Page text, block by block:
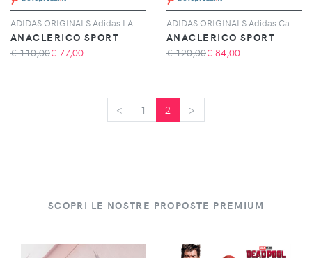
ANACLERICO SPORT
€ 110,00€ 77,00
ANACLERICO SPORT
€ 120,00€ 84,00
< 1 2 >
SCOPRI LE NOSTRE PROPOSTE PREMIUM